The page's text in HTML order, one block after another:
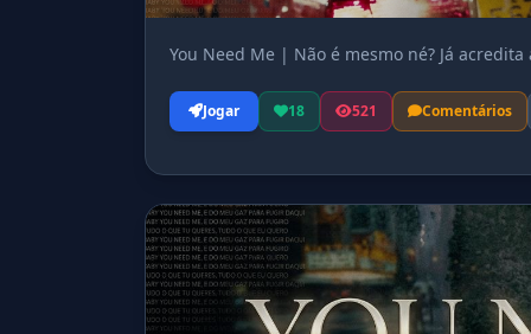
You Need Me | Não é mesmo né? Já acredita
Jogar 18 521 Comentários